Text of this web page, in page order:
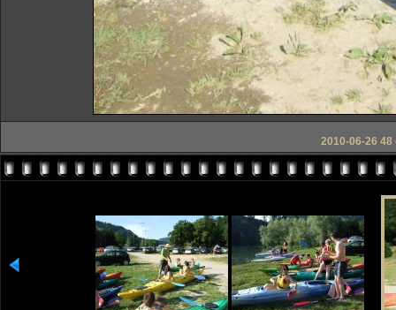
2010-06-26